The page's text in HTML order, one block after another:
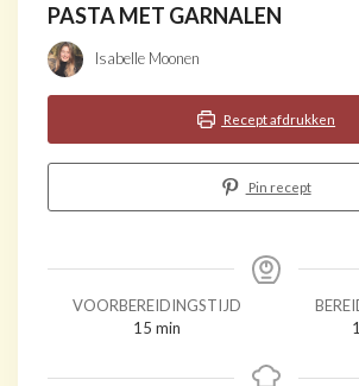
PASTA MET GARNALEN
Isabelle Moonen
Recept afdrukken
Pin recept
VOORBEREIDINGSTIJD
15 minuten
min